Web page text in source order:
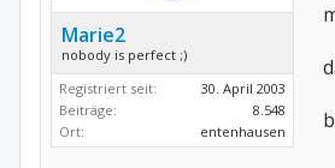
Marie2
nobody is perfect ;)
Registriert seit:
30. April 2003
Beiträge:
8.548
Ort:
entenhausen